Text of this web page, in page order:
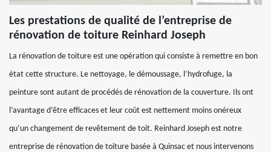
Les prestations de qualité de l’entreprise de
rénovation de toiture Reinhard Joseph
La rénovation de toiture est une opération qui consiste à remettre en bon
état cette structure. Le nettoyage, le démoussage, l’hydrofuge, la
peinture sont autant de procédés de rénovation de la couverture. Ils ont
l’avantage d’être efficaces et leur coût est nettement moins onéreux
qu’un changement de revêtement de toit. Reinhard Joseph est notre
entreprise de rénovation de toiture basée à Quinsac et nous intervenons